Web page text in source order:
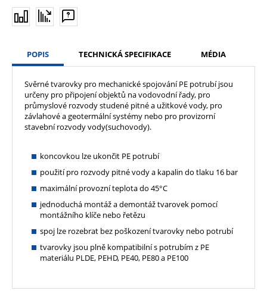
POPIS TECHNICKÁ SPECIFIKACE MÉDIA
Svěrné tvarovky pro mechanické spojování PE potrubí jsou
určeny pro připojení objektů na vodovodní řady, pro
průmyslové rozvody studené pitné a užitkové vody, pro
závlahové a geotermální systémy nebo pro provizorní
stavební rozvody vody(suchovody).
koncovkou lze ukončit PE potrubí
použití pro rozvody pitné vody a kapalin do tlaku 16 bar
maximální provozní teplota do 45°C
jednoduchá montáž a demontáž tvarovek pomocí
montážního klíče nebo řetězu
spoj lze rozebrat bez poškození tvarovky nebo potrubí
tvarovky jsou plně kompatibilní s potrubím z PE
materiálu PLDE, PEHD, PE40, PE80 a PE100